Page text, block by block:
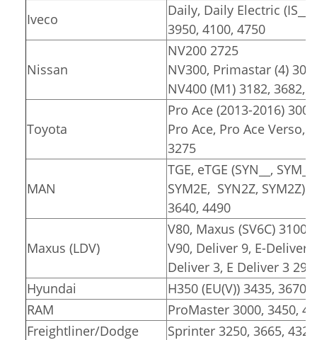
Iveco
Daily, Daily Electric
3950, 4100, 4750
Nissan
NV200 2725
NV300, Primastar (4)
NV400 (M1) 3182, 3682,
Toyota
Pro Ace (2013-2016)
Pro Ace, Pro Ace Verso,
3275
MAN
TGE, eTGE (SYN__,
SYM2E, SYN2Z, SYM2Z)
3640, 4490
Maxus (LDV)
V80, Maxus (SV6C) 3100,
V90, Deliver 9, E-Deliver
Deliver 3, E Deliver 3
Hyundai
H350 (EU(V)) 3435, 3670
RAM
ProMaster 3000, 3450,
Freightliner/Dodge
Sprinter 3250, 3665, 4325